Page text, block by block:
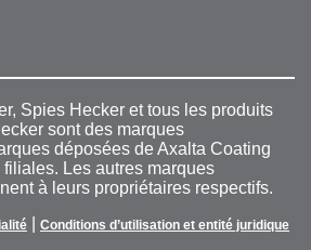
Spies Hecker et tous les produits
sont des marques
déposées de Axalta Coating
Les autres marques
à leurs propriétaires respectifs.
Conditions d’utilisation et entité juridique